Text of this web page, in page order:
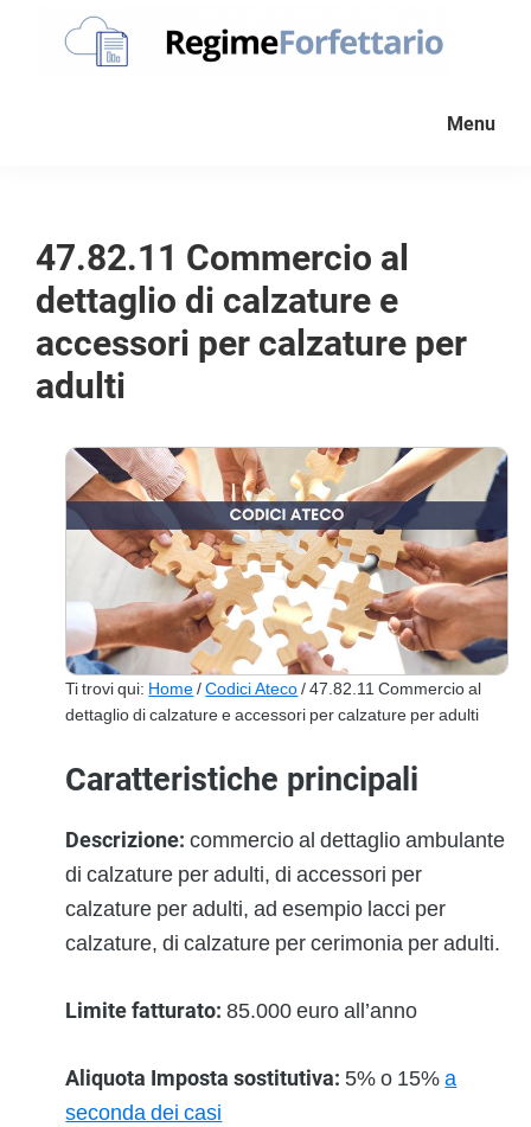
partita
Iva
forfettaria
Menu
47.82.11 Commercio al
dettaglio di calzature e
accessori per calzature per
adulti
Ti trovi qui: Home/Codici Ateco/ 47.82.11 Commercio al
dettaglio di calzature e accessori per calzature per adulti
Caratteristiche principali
Descrizione: commercio al dettaglio ambulante
di calzature per adulti, di accessori per
calzature per adulti, ad esempio lacci per
calzature, di calzature per cerimonia per adulti.
Limite fatturato: 85.000 euro all’anno
Aliquota Imposta sostitutiva: 5% o 15%a
seconda dei casi